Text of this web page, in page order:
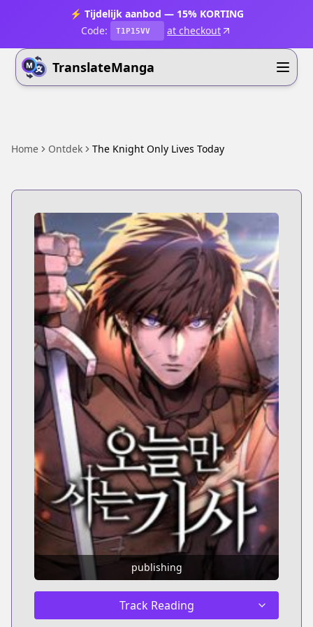
⚡ Tijdelijk aanbod — 15% KORTING
Code:
T1P15VV at checkout
TranslateManga
Home Ontdek The Knight Only Lives Today
publishing
Track Reading